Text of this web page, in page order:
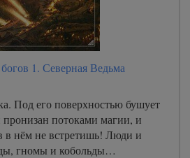
1. Северная Ведьма
Под его поверхностью бушует
потоками магии, и
в нём не встретишь! Люди и
гномы и кобольды…